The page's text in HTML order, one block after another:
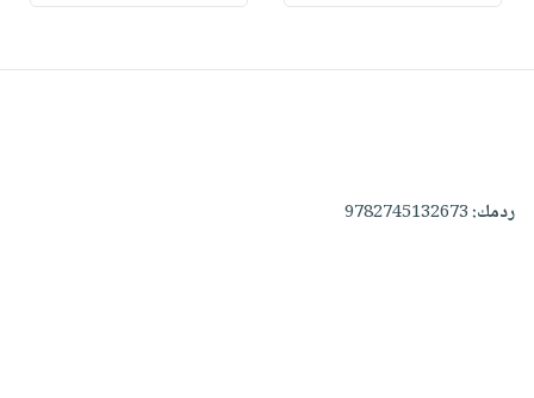
ردمك:9782745132673